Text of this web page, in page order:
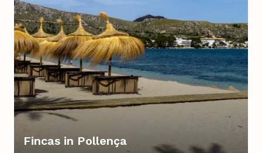
Fincas in Pollença